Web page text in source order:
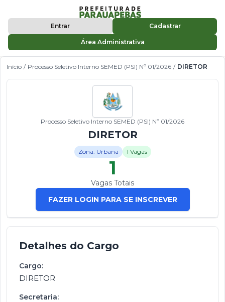
Entrar Cadastrar
Área Administrativa
Início / Processo Seletivo Interno SEMED (PSI) Nº 01/2026 / DIRETOR
Processo Seletivo Interno SEMED (PSI) Nº 01/2026
DIRETOR
Zona: Urbana 1 Vagas
1
Vagas Totais
FAZER LOGIN PARA SE INSCREVER
Detalhes do Cargo
Cargo:
DIRETOR
Secretaria: